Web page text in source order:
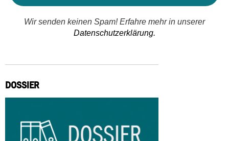
Wir senden keinen Spam! Erfahre mehr in unserer
Datenschutzerklärung.
DOSSIER